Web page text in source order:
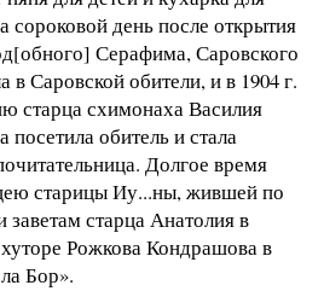
сороковой день после открытия
Серафима, Саровского
в Саровской обители, и в 1904 г.
старца схимонаха Василия
посетила обитель и стала
Долгое время
старицы Иу...ны, жившей по
заветам старца Анатолия в
Рожкова Кондрашова в
Бор».